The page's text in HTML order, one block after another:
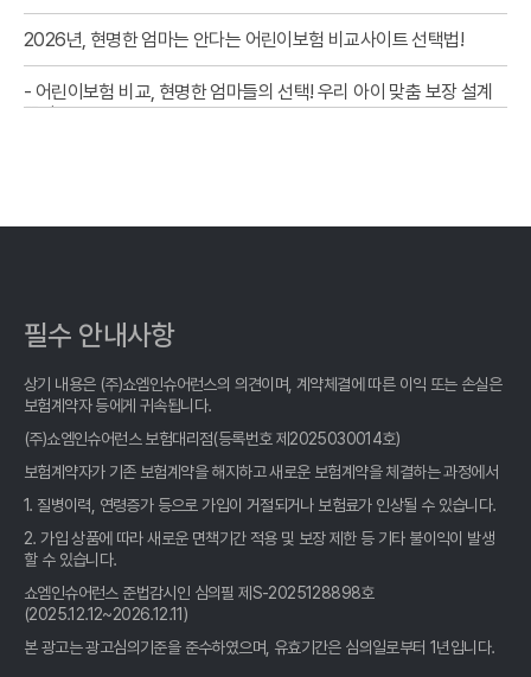
2026년, 현명한 엄마는 안다는 어린이보험 비교사이트 선택법!
- 어린이보험 비교, 현명한 엄마들의 선택! 우리 아이 맞춤 보장 설계
꿀팁
어린이보험 비교는 필수! 우리 아이 맞춤 설계, 놓치면 후회할 꿀팁
어린이보험 비교, OO세 우리 아이에게 딱 맞는 곳은? 전문가가 알
려주는 숨겨진 꿀팁!
내 아이 보험, "어린이보험비교사이트" 활용해 똑똑하게 가입하는
꿀팁
어린이보험 비교, 사이트 선택 전 '이것' 모르면 손해! 똑똑한 부모의
필수 체크리스트
2026년 어린이보험, 비교사이트 '진짜' 활용법: 꼼꼼 엄마들의 선택
필수 안내사항
상기 내용은 (주)쇼엠인슈어런스의 의견이며, 계약체결에 따른 이익 또는 손실은
보험계약자 등에게 귀속됩니다.
(주)쇼엠인슈어런스 보험대리점(등록번호 제2025030014호)
보험계약자가 기존 보험계약을 해지하고 새로운 보험계약을 체결하는 과정에서
1. 질병이력, 연령증가 등으로 가입이 거절되거나 보험료가 인상될 수 있습니다.
2. 가입 상품에 따라 새로운 면책기간 적용 및 보장 제한 등 기타 불이익이 발생
할 수 있습니다.
쇼엠인슈어런스 준법감시인 심의필 제S-2025128898호
(2025.12.12~2026.12.11)
본 광고는 광고심의기준을 준수하였으며, 유효기간은 심의일로부터 1년입니다.